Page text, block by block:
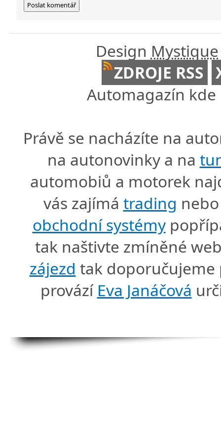
Design Mystique
ZDROJE RSS
Automagazín
Právě se nacházíte na
na autonovinky a na
automobiů a motorek
vás zajímá trading
obchodní systémy
tak naštivte zmíněné
zájezd tak doporučujeme
provází Eva Janáčová